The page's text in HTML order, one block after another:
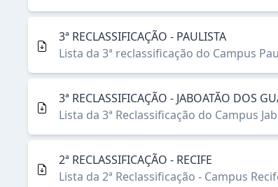
3ª RECLASSIFICAÇÃO - PAULISTA
Lista da 3ª reclassificação do Campus
3ª RECLASSIFICAÇÃO - JABOATÃO DOS
Lista da 3ª Reclassificação do Campus
2ª RECLASSIFICAÇÃO - RECIFE
Lista da 2ª Reclassificação - Campus